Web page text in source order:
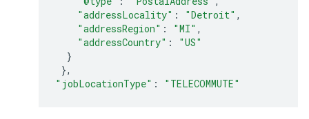
"addressLocality" : "Detroit" ,
"addressRegion" : "MI" ,
"addressCountry" :
"US"
}
},
"jobLocationType" : "TELECOMMUTE"